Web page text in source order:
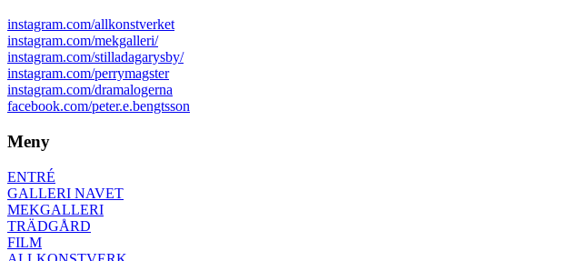
instagram.com/allkonstverket
instagram.com/mekgalleri/
instagram.com/stilladagarysby/
instagram.com/perrymagster
instagram.com/dramalogerna
facebook.com/peter.e.bengtsson
Meny
ENTRÉ
GALLERI NAVET
MEKGALLERI
TRÄDGÅRD
FILM